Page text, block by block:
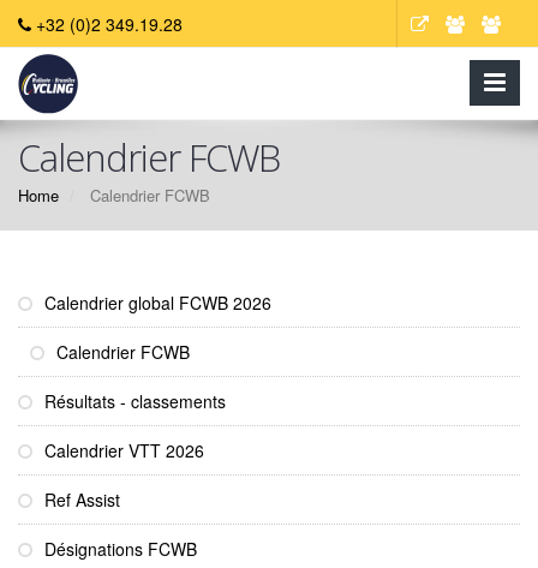
+32 (0)2 349.19.28
Calendrier FCWB
Home Calendrier FCWB
Calendrier global FCWB 2026
Calendrier FCWB
Résultats - classements
Calendrier VTT 2026
Ref Assist
Désignations FCWB